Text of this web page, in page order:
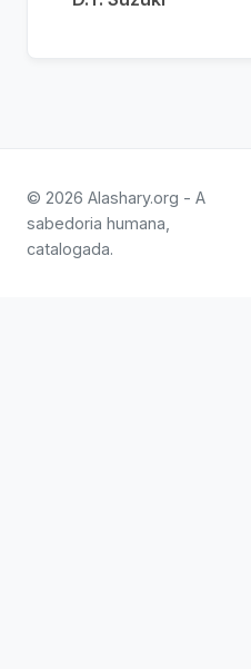
© 2026 Alashary.org - A
sabedoria humana,
catalogada.